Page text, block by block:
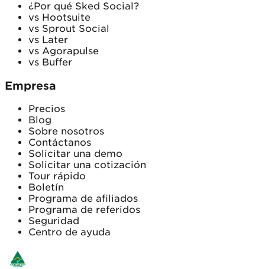
¿Por qué Sked Social?
vs Hootsuite
vs Sprout Social
vs Later
vs Agorapulse
vs Buffer
Empresa
Precios
Blog
Sobre nosotros
Contáctanos
Solicitar una demo
Solicitar una cotización
Tour rápido
Boletín
Programa de afiliados
Programa de referidos
Seguridad
Centro de ayuda